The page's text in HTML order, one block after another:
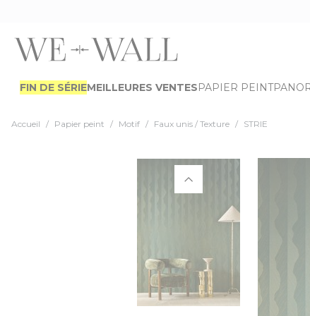
FIN DE SÉRIEMEILLEURES VENTESPAPIER PEINT
Accueil / Papier peint / Motif / Faux unis / Texture / STRIE